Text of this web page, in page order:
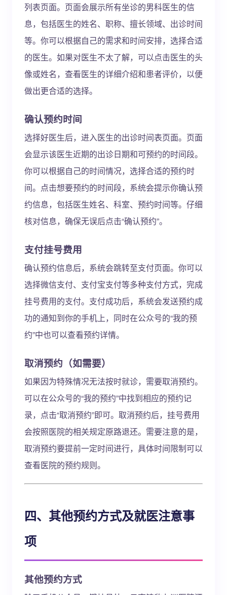
列表页面。页面会展示所有坐诊的男科医生的信
息，包括医生的姓名、职称、擅长领域、出诊时间
等。你可以根据自己的需求和时间安排，选择合适
的医生。如果对医生不太了解，可以点击医生的头
像或姓名，查看医生的详细介绍和患者评价，以便
做出更合适的选择。
确认预约时间
选择好医生后，进入医生的出诊时间表页面。页面
会显示该医生近期的出诊日期和可预约的时间段。
你可以根据自己的时间情况，选择合适的预约时
间。点击想要预约的时间段，系统会提示你确认预
约信息，包括医生姓名、科室、预约时间等。仔细
核对信息，确保无误后点击“确认预约”。
支付挂号费用
确认预约信息后，系统会跳转至支付页面。你可以
选择微信支付、支付宝支付等多种支付方式，完成
挂号费用的支付。支付成功后，系统会发送预约成
功的通知到你的手机上，同时在公众号的“我的预
约”中也可以查看预约详情。
取消预约（如需要）
如果因为特殊情况无法按时就诊，需要取消预约。
可以在公众号的“我的预约”中找到相应的预约记
录，点击“取消预约”即可。取消预约后，挂号费用
会按照医院的相关规定原路退还。需要注意的是，
取消预约要提前一定时间进行，具体时间限制可以
查看医院的预约规则。
四、其他预约方式及就医注意事
项
其他预约方式